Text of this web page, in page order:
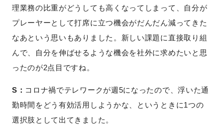
理業務の比重がどうしても高くなってしまって、自分が
プレーヤーとして打席に立つ機会がだんだん減ってきた
なあという思いもありました。新しい課題に直接取り組
んで、自分を伸ばせるような機会を社外に求めたいと思
ったのが2点目ですね。
S： コロナ禍でテレワークが週5になったので、浮いた通
勤時間をどう有効活用しようかな、というときに1つの
選択肢として出てきました。